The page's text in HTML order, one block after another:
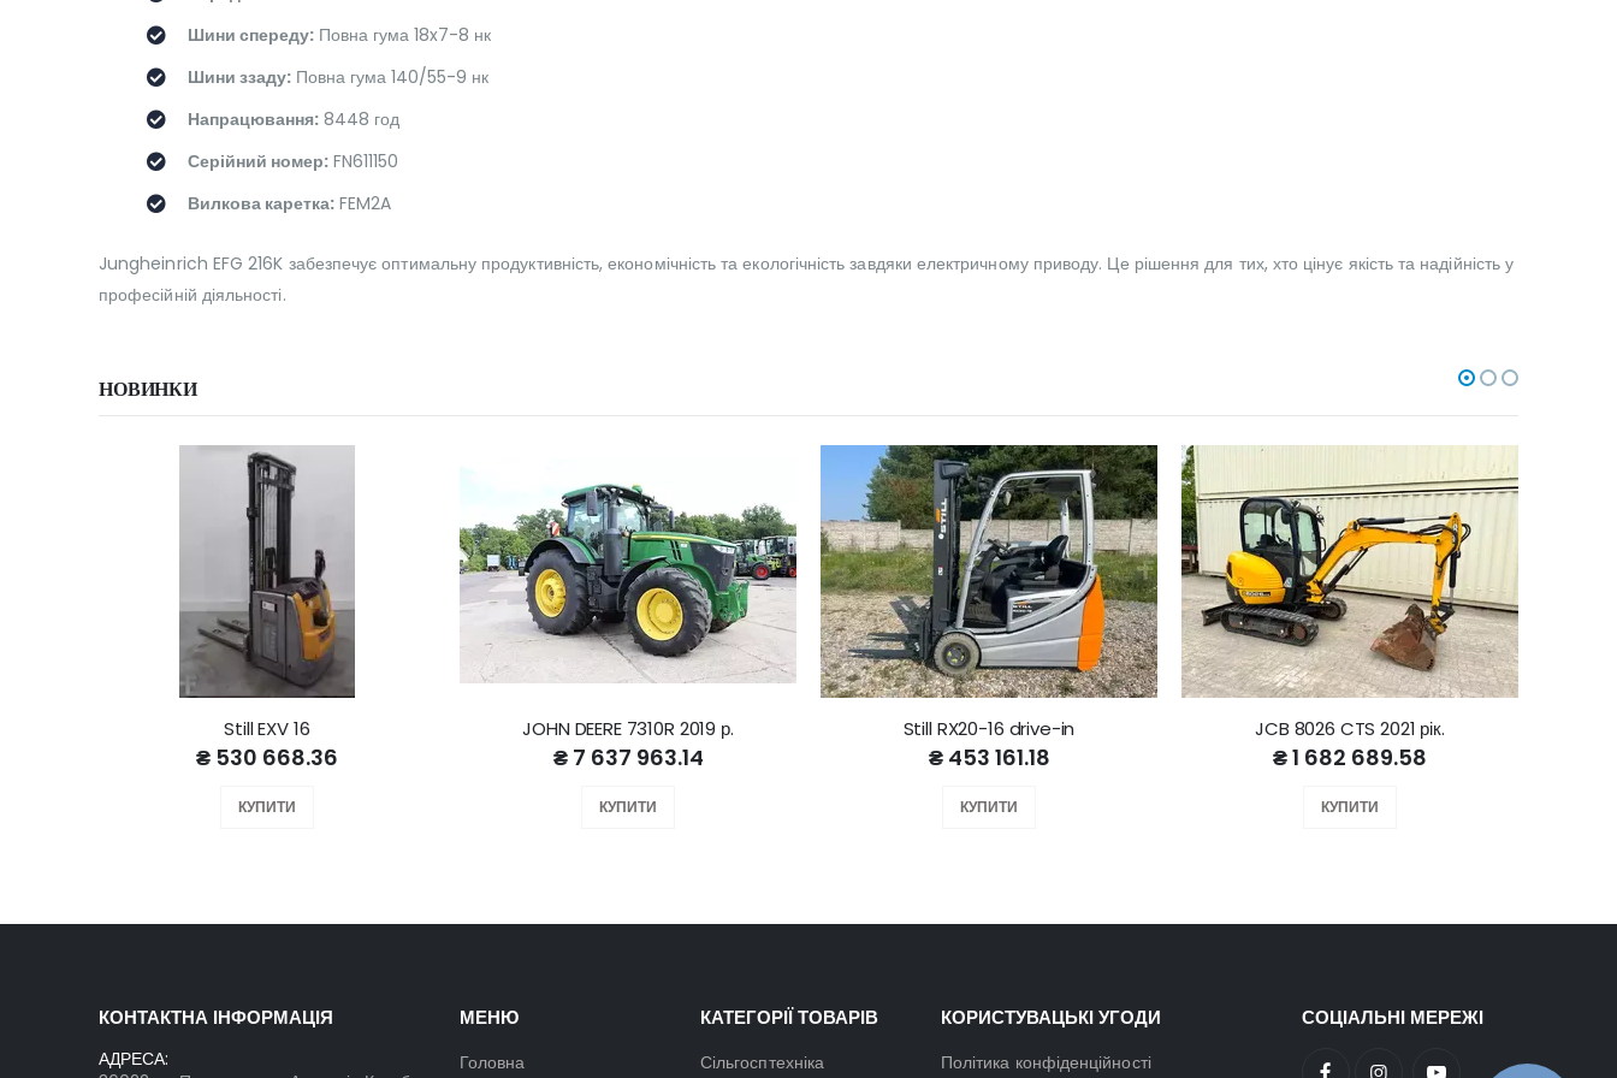
Шини спереду: Повна гума 18x7-8 нк
Шини ззаду: Повна гума 140/55-9 нк
Напрацювання: 8448 год
Серійний номер: FN611150
Вилкова каретка: FEM2A
Jungheinrich EFG 216K забезпечує оптимальну продуктивність, економічність та екологічність завдяки електричному приводу. Це рішення для тих, хто цінує якість та надійність у
професійній діяльності.
НОВИНКИ
Still EXV 16
₴ 530 668.36
КУПИТИ
JOHN DEERE 7310R 2019 р.
₴ 7 637 963.14
КУПИТИ
Still RX20-16 drive-in
₴ 453 161.18
КУПИТИ
JCB 8026 CTS 2021 рік.
₴ 1 682 689.58
КУПИТИ
КОНТАКТНА ІНФОРМАЦІЯ
АДРЕСА:
МЕНЮ
Головна
КАТЕГОРІЇ ТОВАРІВ
Сільгосптехніка
КОРИСТУВАЦЬКІ УГОДИ
Політика конфіденційності
СОЦІАЛЬНІ МЕРЕЖІ